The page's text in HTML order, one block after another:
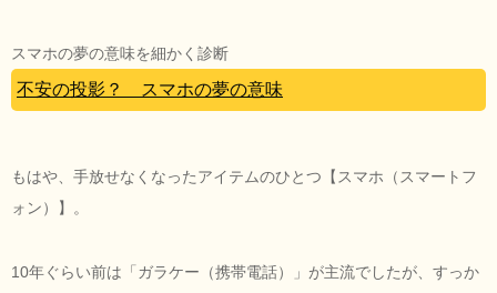
スマホの夢の意味を細かく診断
不安の投影？ スマホの夢の意味
もはや、手放せなくなったアイテムのひとつ【スマホ（スマートフ
ォン）】。
10年ぐらい前は「ガラケー（携帯電話）」が主流でしたが、すっか